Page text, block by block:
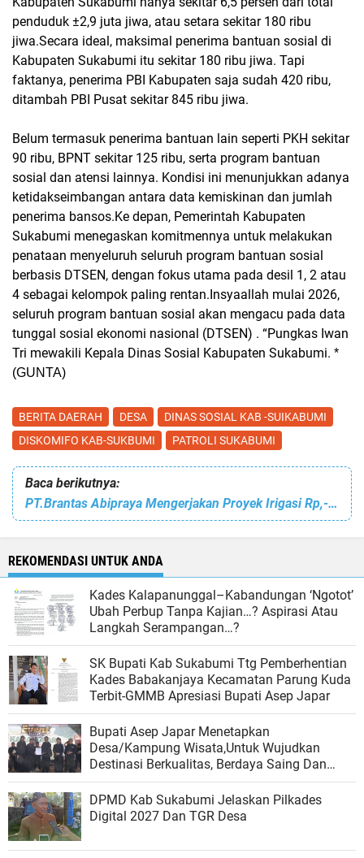
penduduk ±2,9 juta jiwa, atau setara sekitar 180 ribu
jiwa.Secara ideal, maksimal penerima bantuan sosial di
Kabupaten Sukabumi itu sekitar 180 ribu jiwa. Tapi
faktanya, penerima PBI Kabupaten saja sudah 420 ribu,
ditambah PBI Pusat sekitar 845 ribu jiwa.
Belum termasuk penerima bantuan lain seperti PKH sekitar
90 ribu, BPNT sekitar 125 ribu, serta program bantuan
sosial dan atensi lainnya. Kondisi ini menunjukkan adanya
ketidakseimbangan antara data kemiskinan dan jumlah
penerima bansos.Ke depan, Pemerintah Kabupaten
Sukabumi menegaskan komitmennya untuk melakukan
penataan menyeluruh seluruh program bantuan sosial
berbasis DTSEN, dengan fokus utama pada desil 1, 2 atau
4 sebagai kelompok paling rentan.Insyaallah mulai 2026,
seluruh program bantuan sosial akan mengacu pada data
tunggal sosial ekonomi nasional (DTSEN) . “Pungkas Iwan
Tri mewakili Kepala Dinas Sosial Kabupaten Sukabumi. *
(GUNTA)
BERITA DAERAH DESA
DINAS SOSIAL KAB -SUIKABUMI
DISKOMIFO KAB-SUKBUMI
PATROLI SUKABUMI
Baca berikutnya:
PT.Brantas Abipraya Mengerjakan Proyek Irigasi Rp,-13,6 Miliar Diduga Tak Sesuai RAB Dan Asal Jadi, Tanpa Transparansi dan Menyimpang dari Aturan
REKOMENDASI UNTUK ANDA
Kades Kalapanunggal–Kabandungan ‘Ngotot’
Ubah Perbup Tanpa Kajian…? Aspirasi Atau
Langkah Serampangan…?
SK Bupati Kab Sukabumi Ttg Pemberhentian
Kades Babakanjaya Kecamatan Parung Kuda
Terbit-GMMB Apresiasi Bupati Asep Japar
Bupati Asep Japar Menetapkan
Desa/Kampung Wisata,Untuk Wujudkan
Destinasi Berkualitas, Berdaya Saing Dan
Berkelanjutan
DPMD Kab Sukabumi Jelaskan Pilkades
Digital 2027 Dan TGR Desa